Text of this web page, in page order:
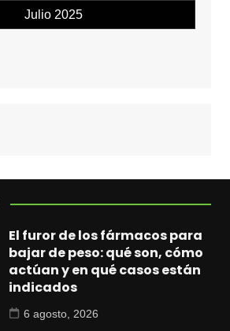
Julio 2025
El furor de los fármacos para
bajar de peso: qué son, cómo
actúan y en qué casos están
indicados
6 agosto, 2026